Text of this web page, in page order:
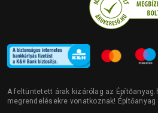
A feltüntetett árak kizárólag az
megrendelésekre vonatkoznak! Építőanyag